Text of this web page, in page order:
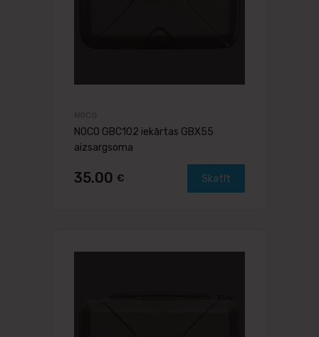
NOCO GBC102 iekārtas GBX55
aizsargsoma
35.00 € Skatīt